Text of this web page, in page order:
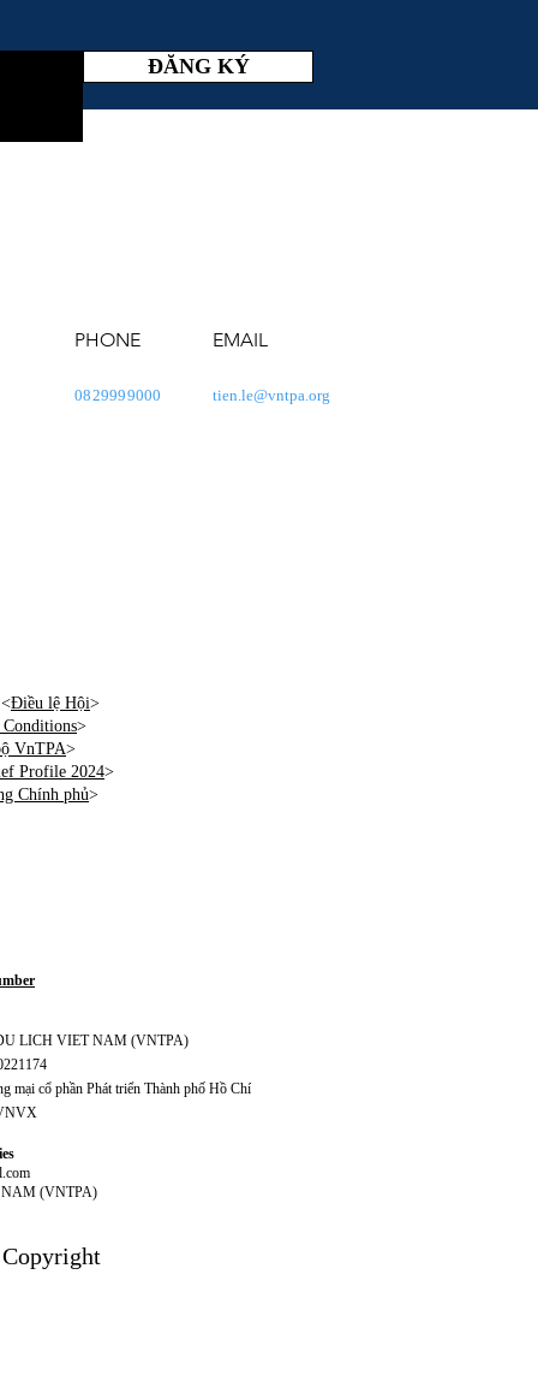
ĐĂNG KÝ
PHONE EMAIL
0829999000 tien.le@vntpa.org
Điều lệ Hội>
>
VnTPA>
Profile 2024>
Chính phủ>
LICH VIET NAM (VNTPA)
mại cổ phần Phát triển Thành phố Hồ Chí
(VNTPA)